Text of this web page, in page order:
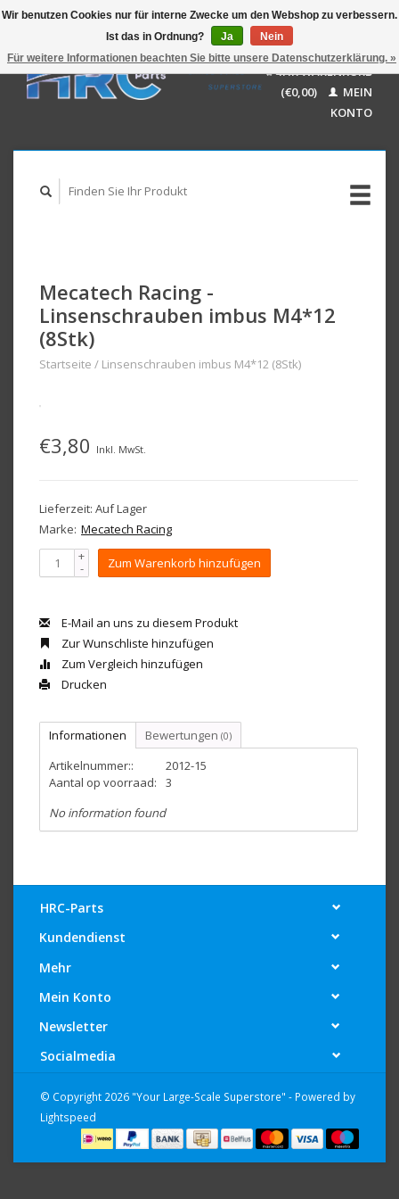
GBP
USD
AUD
Deutsch
English
IHR WARENKORB
(€0,00)
MEIN
KONTO
Mecatech Racing -
Linsenschrauben imbus M4*12
(8Stk)
Startseite / Linsenschrauben imbus M4*12 (8Stk)
€3,80 Inkl. MwSt.
Lieferzeit: Auf Lager
Marke: Mecatech Racing
+
- Zum Warenkorb hinzufügen
E-Mail an uns zu diesem Produkt
Zur Wunschliste hinzufügen
Zum Vergleich hinzufügen
Drucken
Informationen Bewertungen (0)
Artikelnummer::
2012-15
Aantal op voorraad:
3
No information found
HRC-Parts
Kundendienst
Mehr
Mein Konto
Newsletter
Socialmedia
© Copyright 2026 "Your Large-Scale Superstore" - Powered by
Lightspeed
Wir benutzen Cookies nur für interne Zwecke um den Webshop zu verbessern.
Ist das in Ordnung?
Ja
Nein
Für weitere Informationen beachten Sie bitte unsere Datenschutzerklärung. »